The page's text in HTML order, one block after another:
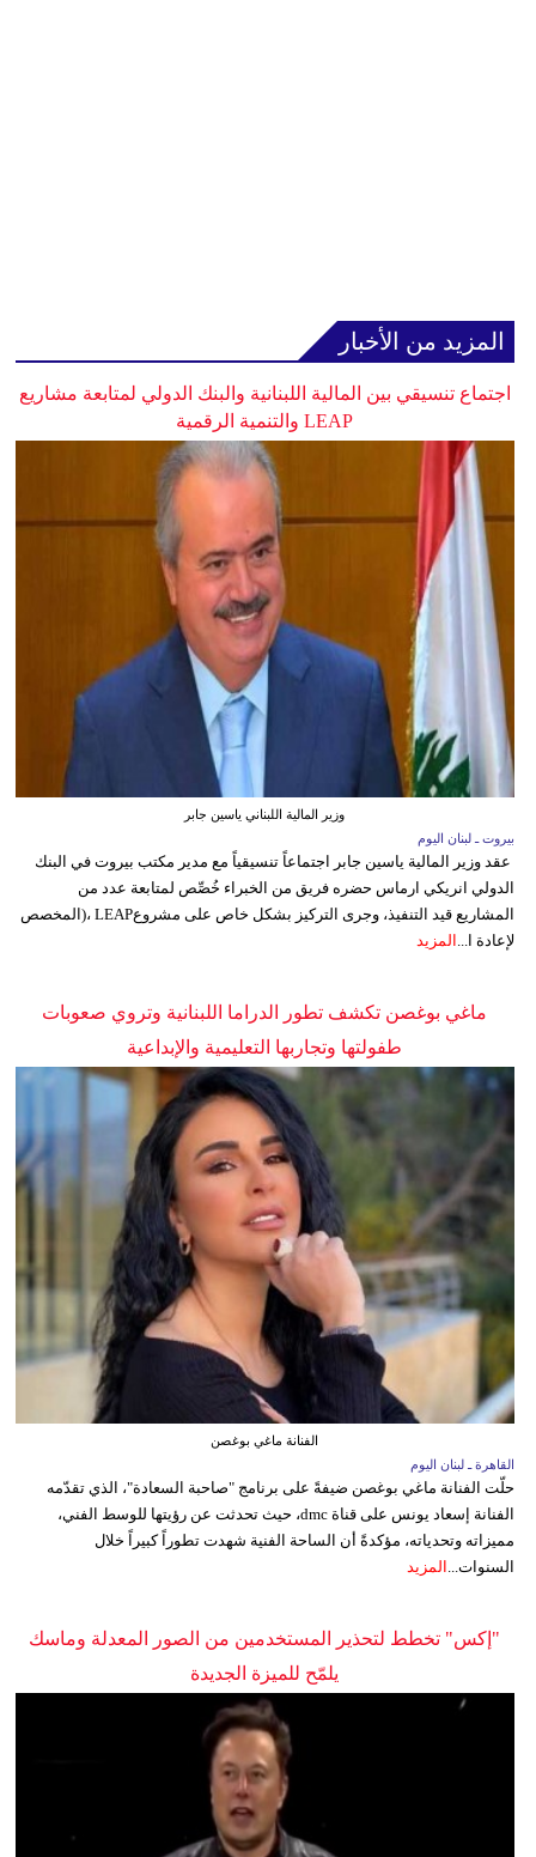
المزيد من الأخبار
اجتماع تنسيقي بين المالية اللبنانية والبنك الدولي لمتابعة مشاريع
LEAP والتنمية الرقمية
وزير المالية اللبناني ياسين جابر
بيروت ـ لبنان اليوم
عقد وزير المالية ياسين جابر اجتماعاً تنسيقياً مع مدير مكتب بيروت في البنك
الدولي انريكي ارماس حضره فريق من الخبراء خُصِّص لمتابعة عدد من
المشاريع قيد التنفيذ، وجرى التركيز بشكل خاص على مشروعLEAP ،(المخصص
لإعادة ا...
المزيد
ماغي بوغصن تكشف تطور الدراما اللبنانية وتروي صعوبات
طفولتها وتجاربها التعليمية والإبداعية
الفنانة ماغي بوغصن
القاهرة ـ لبنان اليوم
حلّت الفنانة ماغي بوغصن ضيفةً على برنامج "صاحبة السعادة"، الذي تقدّمه
الفنانة إسعاد يونس على قناة dmc، حيث تحدثت عن رؤيتها للوسط الفني،
مميزاته وتحدياته، مؤكدةً أن الساحة الفنية شهدت تطوراً كبيراً خلال
السنوات... المزيد
"إكس" تخطط لتحذير المستخدمين من الصور المعدلة وماسك
يلمّح للميزة الجديدة